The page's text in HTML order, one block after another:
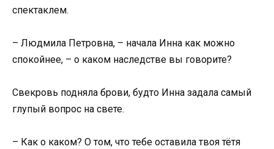
спектаклем.
– Людмила Петровна, – начала Инна как можно
спокойнее, – о каком наследстве вы говорите?
Свекровь подняла брови, будто Инна задала самый
глупый вопрос на свете.
– Как о каком? О том, что тебе оставила твоя тётя